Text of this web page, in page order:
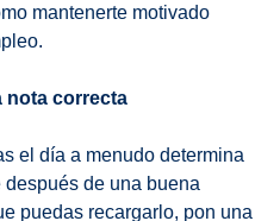
mantenerte motivado
nota correcta
el día a menudo determina
de una buena
puedas recargarlo, pon una